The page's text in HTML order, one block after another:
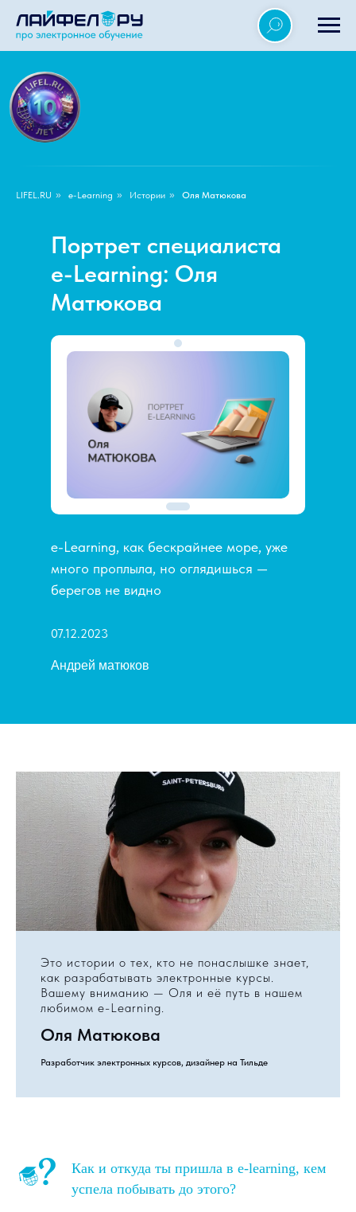
LIFEL.RU » e-Learning » Истории » Оля Матюкова
Портрет специалиста
e-Learning: Оля
Матюкова
07.12.2023
Андрей матюков
e-Learning, как бескрайнее море, уже
много проплыла, но оглядишься —
берегов не видно
Это истории о тех, кто не понаслышке знает,
как разрабатывать электронные курсы.
Вашему вниманию — Оля и её путь в нашем
любимом e-Learning.
Оля Матюкова
Разработчик электронных курсов, дизайнер на Тильде
Как и откуда ты пришла в e-learning, кем
успела побывать до этого?